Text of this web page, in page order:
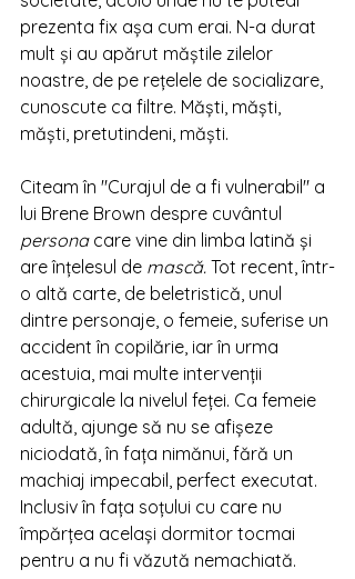
prezenta fix așa cum erai. N-a durat
mult și au apărut măștile zilelor
noastre, de pe rețelele de socializare,
cunoscute ca filtre. Măști, măști,
măști, pretutindeni, măști.
Citeam în "Curajul de a fi vulnerabil" a
lui Brene Brown despre cuvântul
persona care vine din limba latină și
are înțelesul de mască. Tot recent, într-
o altă carte, de beletristică, unul
dintre personaje, o femeie, suferise un
accident în copilărie, iar în urma
acestuia, mai multe intervenții
chirurgicale la nivelul feței. Ca femeie
adultă, ajunge să nu se afișeze
niciodată, în fața nimănui, fără un
machiaj impecabil, perfect executat.
Inclusiv în fața soțului cu care nu
împărțea același dormitor tocmai
pentru a nu fi văzută nemachiată.